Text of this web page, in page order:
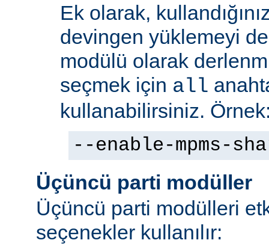
Ek olarak,
devingen yüklemeyi
modülü olarak
seçmek için all
kullanabilirsiniz.
--enable-mpms-
Üçüncü parti modüller
Üçüncü parti modülleri
seçenekler kullanılır: